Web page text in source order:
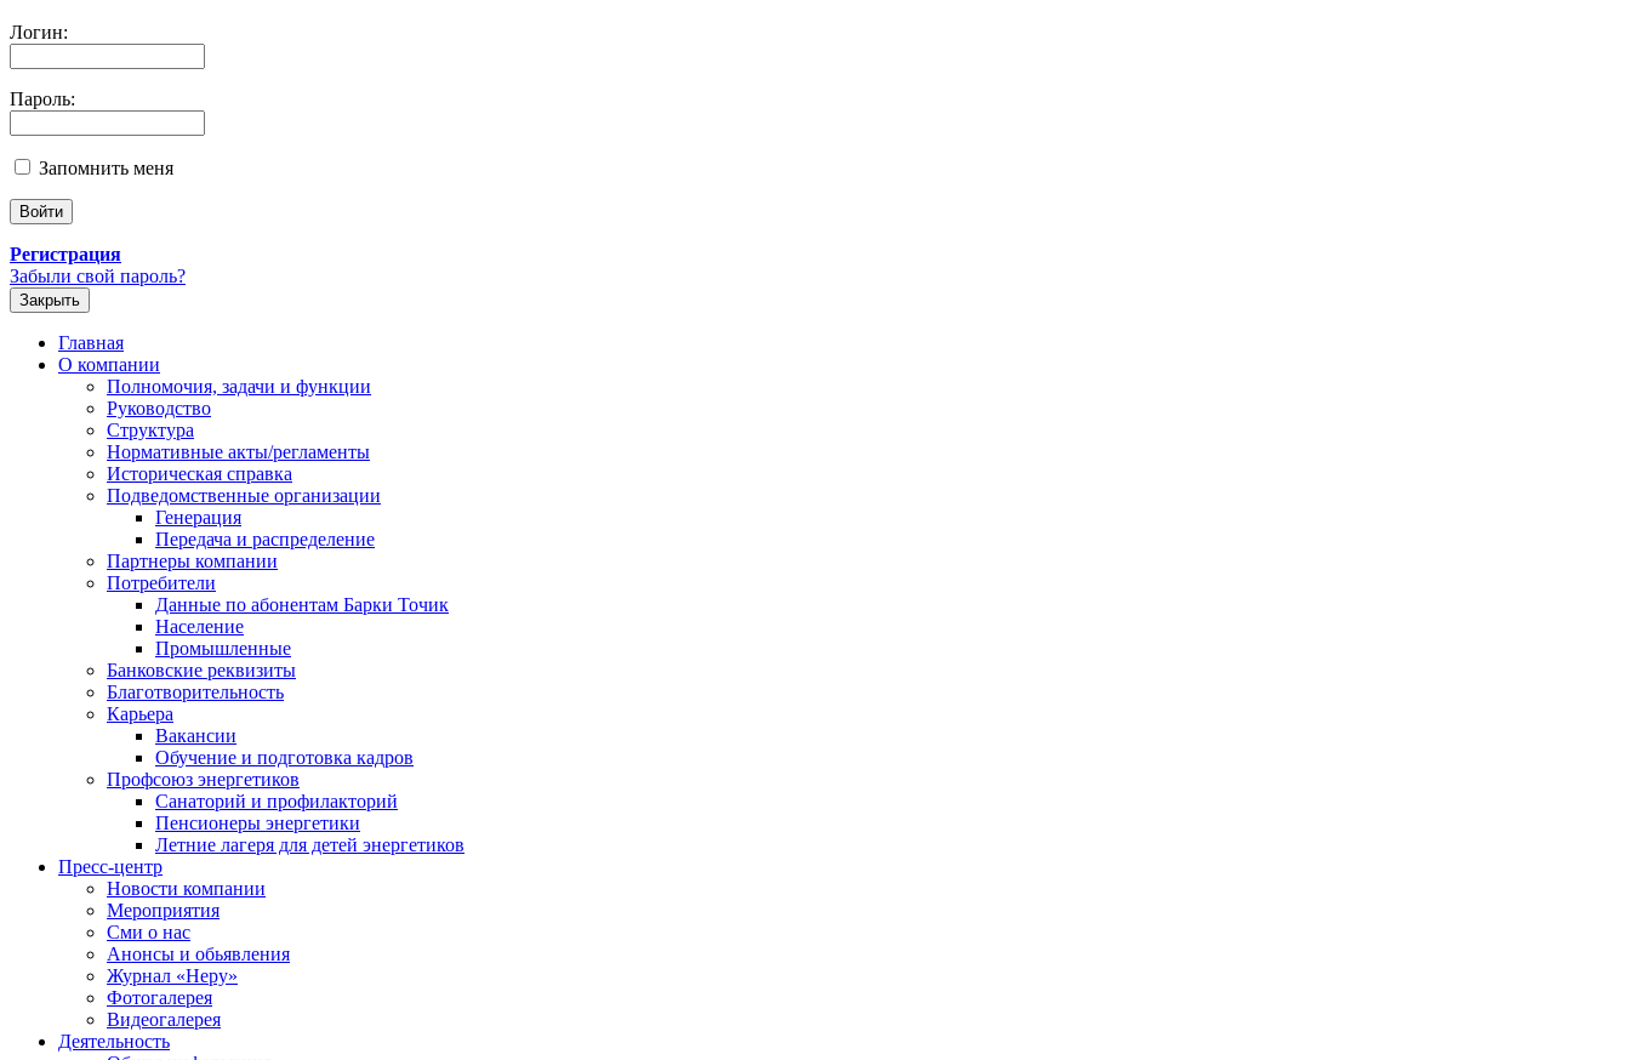
Логин:
Пароль:
Запомнить меня
Регистрация
Забыли свой пароль?
Закрыть
Главная
О компании
Полномочия, задачи и функции
Руководство
Структура
Нормативные акты/регламенты
Историческая справка
Подведомственные организации
Генерация
Передача и распределение
Партнеры компании
Потребители
Данные по абонентам Барки Точик
Население
Промышленные
Банковские реквизиты
Благотворительность
Карьера
Вакансии
Обучение и подготовка кадров
Профсоюз энергетиков
Санаторий и профилакторий
Пенсионеры энергетики
Летние лагеря для детей энергетиков
Пресс-центр
Новости компании
Мероприятия
Сми о нас
Анонсы и обьявления
Журнал «Неру»
Фотогалерея
Видеогалерея
Деятельность